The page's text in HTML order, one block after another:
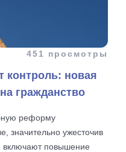
451 просмотры
контроль: новая
гражданство
реформу
значительно ужесточив
включают повышение